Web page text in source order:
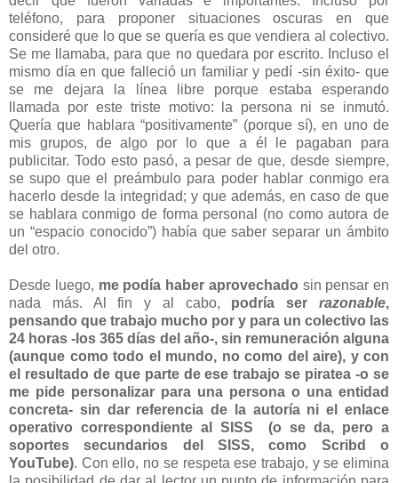
teléfono, para proponer situaciones oscuras en que
consideré que lo que se quería es que vendiera al colectivo.
Se me llamaba, para que no quedara por escrito. Incluso el
mismo día en que falleció un familiar y pedí -sin éxito- que
se me dejara la línea libre porque estaba esperando
llamada por este triste motivo: la persona ni se inmutó.
Quería que hablara “positivamente” (porque sí), en uno de
mis grupos, de algo por lo que a él le pagaban para
publicitar. Todo esto pasó, a pesar de que, desde siempre,
se supo que el preámbulo para poder hablar conmigo era
hacerlo desde la integridad; y que además, en caso de que
se hablara conmigo de forma personal (no como autora de
un “espacio conocido”) había que saber separar un ámbito
del otro.
Desde luego, me podía haber aprovechado sin pensar en
nada más. Al fin y al cabo, podría serrazonable,
pensando que trabajo mucho por y para un colectivo las
24 horas -los 365 días del año-, sin remuneración alguna
(aunque como todo el mundo, no como del aire), y con
el resultado de que parte de ese trabajo se piratea -o se
me pide personalizar para una persona o una entidad
concreta- sin dar referenciade la autoría ni el enlace
operativo correspondiente al SISS (o se da, pero a
soportes secundarios del SISS, como Scribd o
YouTube). Con ello, no se respeta ese trabajo, y se elimina